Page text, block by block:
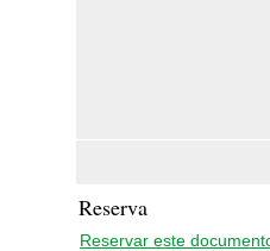
Reserva
Reservar este